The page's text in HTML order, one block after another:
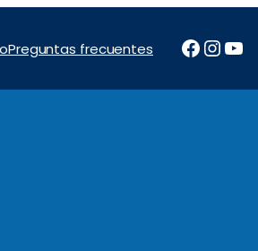
Preguntas frecuentes